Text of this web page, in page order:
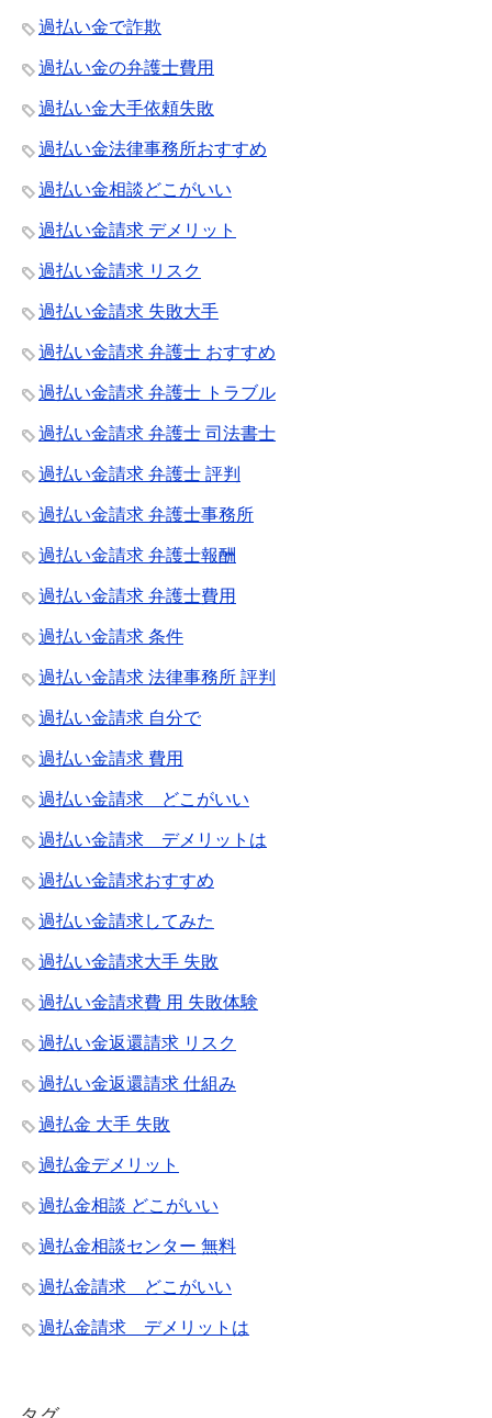
過払い金で詐欺
過払い金の弁護士費用
過払い金大手依頼失敗
過払い金法律事務所おすすめ
過払い金相談どこがいい
過払い金請求 デメリット
過払い金請求 リスク
過払い金請求 失敗大手
過払い金請求 弁護士 おすすめ
過払い金請求 弁護士 トラブル
過払い金請求 弁護士 司法書士
過払い金請求 弁護士 評判
過払い金請求 弁護士事務所
過払い金請求 弁護士報酬
過払い金請求 弁護士費用
過払い金請求 条件
過払い金請求 法律事務所 評判
過払い金請求 自分で
過払い金請求 費用
過払い金請求 どこがいい
過払い金請求 デメリットは
過払い金請求おすすめ
過払い金請求してみた
過払い金請求大手 失敗
過払い金請求費 用 失敗体験
過払い金返還請求 リスク
過払い金返還請求 仕組み
過払金 大手 失敗
過払金デメリット
過払金相談 どこがいい
過払金相談センター 無料
過払金請求 どこがいい
過払金請求 デメリットは